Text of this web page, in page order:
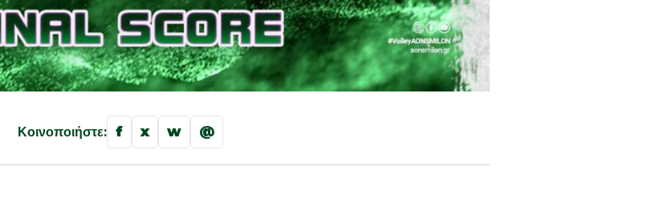
Κοινοποιήστε: f x w @